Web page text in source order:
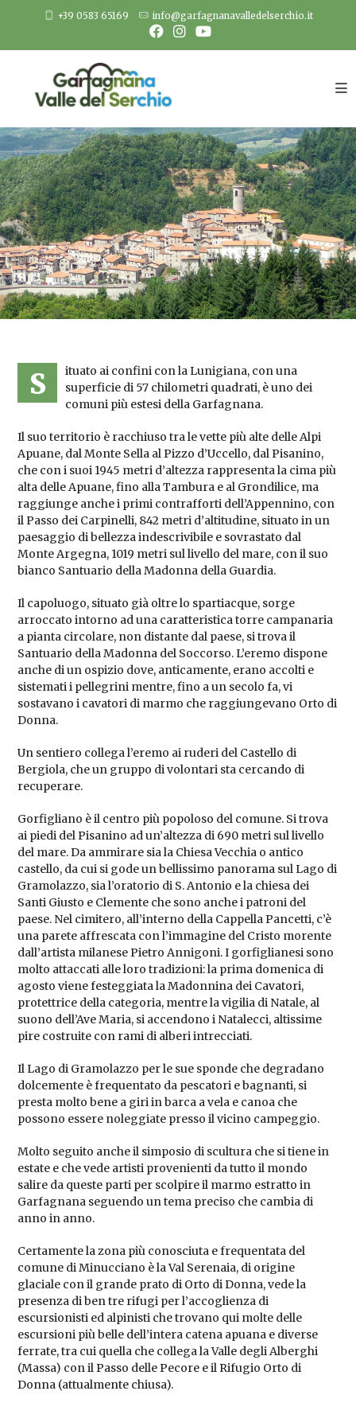
+39 0583 65169 info@garfagnanavalledelserchio.it
Minucciano
S
ituato ai confini con la Lunigiana, con una
superficie di 57 chilometri quadrati, è uno dei
comuni più estesi della Garfagnana.
Il suo territorio è racchiuso tra le vette più alte delle Alpi
Apuane, dal Monte Sella al Pizzo d’Uccello, dal Pisanino,
che con i suoi 1945 metri d’altezza rappresenta la cima più
alta delle Apuane, fino alla Tambura e al Grondilice, ma
raggiunge anche i primi contrafforti dell’Appennino, con
il Passo dei Carpinelli, 842 metri d’altitudine, situato in un
paesaggio di bellezza indescrivibile e sovrastato dal
Monte Argegna, 1019 metri sul livello del mare, con il suo
bianco Santuario della Madonna della Guardia.
Il capoluogo, situato già oltre lo spartiacque, sorge
arroccato intorno ad una caratteristica torre campanaria
a pianta circolare, non distante dal paese, si trova il
Santuario della Madonna del Soccorso. L’eremo dispone
anche di un ospizio dove, anticamente, erano accolti e
sistemati i pellegrini mentre, fino a un secolo fa, vi
sostavano i cavatori di marmo che raggiungevano Orto di
Donna.
Un sentiero collega l’eremo ai ruderi del Castello di
Bergiola, che un gruppo di volontari sta cercando di
recuperare.
Gorfigliano è il centro più popoloso del comune. Si trova
ai piedi del Pisanino ad un’altezza di 690 metri sul livello
del mare. Da ammirare sia la Chiesa Vecchia o antico
castello, da cui si gode un bellissimo panorama sul Lago di
Gramolazzo, sia l’oratorio di S. Antonio e la chiesa dei
Santi Giusto e Clemente che sono anche i patroni del
paese. Nel cimitero, all’interno della Cappella Pancetti, c’è
una parete affrescata con l’immagine del Cristo morente
dall’artista milanese Pietro Annigoni. I gorfiglianesi sono
molto attaccati alle loro tradizioni: la prima domenica di
agosto viene festeggiata la Madonnina dei Cavatori,
protettrice della categoria, mentre la vigilia di Natale, al
suono dell’Ave Maria, si accendono i Natalecci, altissime
pire costruite con rami di alberi intrecciati.
Il Lago di Gramolazzo per le sue sponde che degradano
dolcemente è frequentato da pescatori e bagnanti, si
presta molto bene a giri in barca a vela e canoa che
possono essere noleggiate presso il vicino campeggio.
Molto seguito anche il simposio di scultura che si tiene in
estate e che vede artisti provenienti da tutto il mondo
salire da queste parti per scolpire il marmo estratto in
Garfagnana seguendo un tema preciso che cambia di
anno in anno.
Certamente la zona più conosciuta e frequentata del
comune di Minucciano è la Val Serenaia, di origine
glaciale con il grande prato di Orto di Donna, vede la
presenza di ben tre rifugi per l’accoglienza di
escursionisti ed alpinisti che trovano qui molte delle
escursioni più belle dell’intera catena apuana e diverse
ferrate, tra cui quella che collega la Valle degli Alberghi
(Massa) con il Passo delle Pecore e il Rifugio Orto di
Donna (attualmente chiusa).